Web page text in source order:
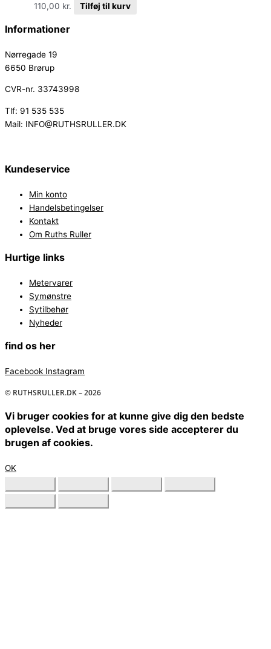
110,00 kr. Tilføj til kurv
Informationer
Nørregade 19
6650 Brørup
CVR-nr. 33743998
Tlf: 91 535 535
Mail: INFO@RUTHSRULLER.DK
Kundeservice
Min konto
Handelsbetingelser
Kontakt
Om Ruths Ruller
Hurtige links
Metervarer
Symønstre
Sytilbehør
Nyheder
find os her
Facebook Instagram
© RUTHSRULLER.DK – 2026
Vi bruger cookies for at kunne give dig den bedste
oplevelse. Ved at bruge vores side accepterer du
brugen af cookies.
OK